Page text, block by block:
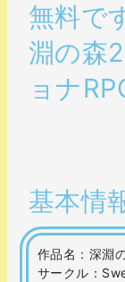
無料で
淵の森
ョナ
基本情
作品名：深淵
サークル：